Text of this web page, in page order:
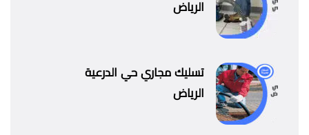
الرياض
تسليك مجاري حي الدرعية
الرياض